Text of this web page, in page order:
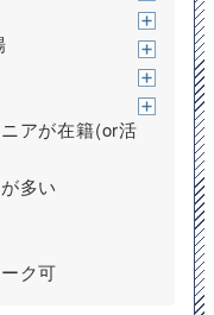
アが在籍(or活
多い
ク可